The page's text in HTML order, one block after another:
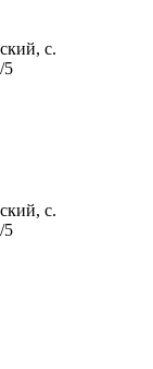
с.
5
с.
5